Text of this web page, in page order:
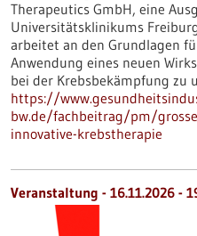
Therapeutics GmbH, eine
Universitätsklinikums
arbeitet an den Grundlagen
Anwendung eines neuen
bei der Krebsbekämpfung zu
https://
bw.de/fachbeitrag/pm/
innovative-krebstherapie
Veranstaltung - 16.11.2026 -